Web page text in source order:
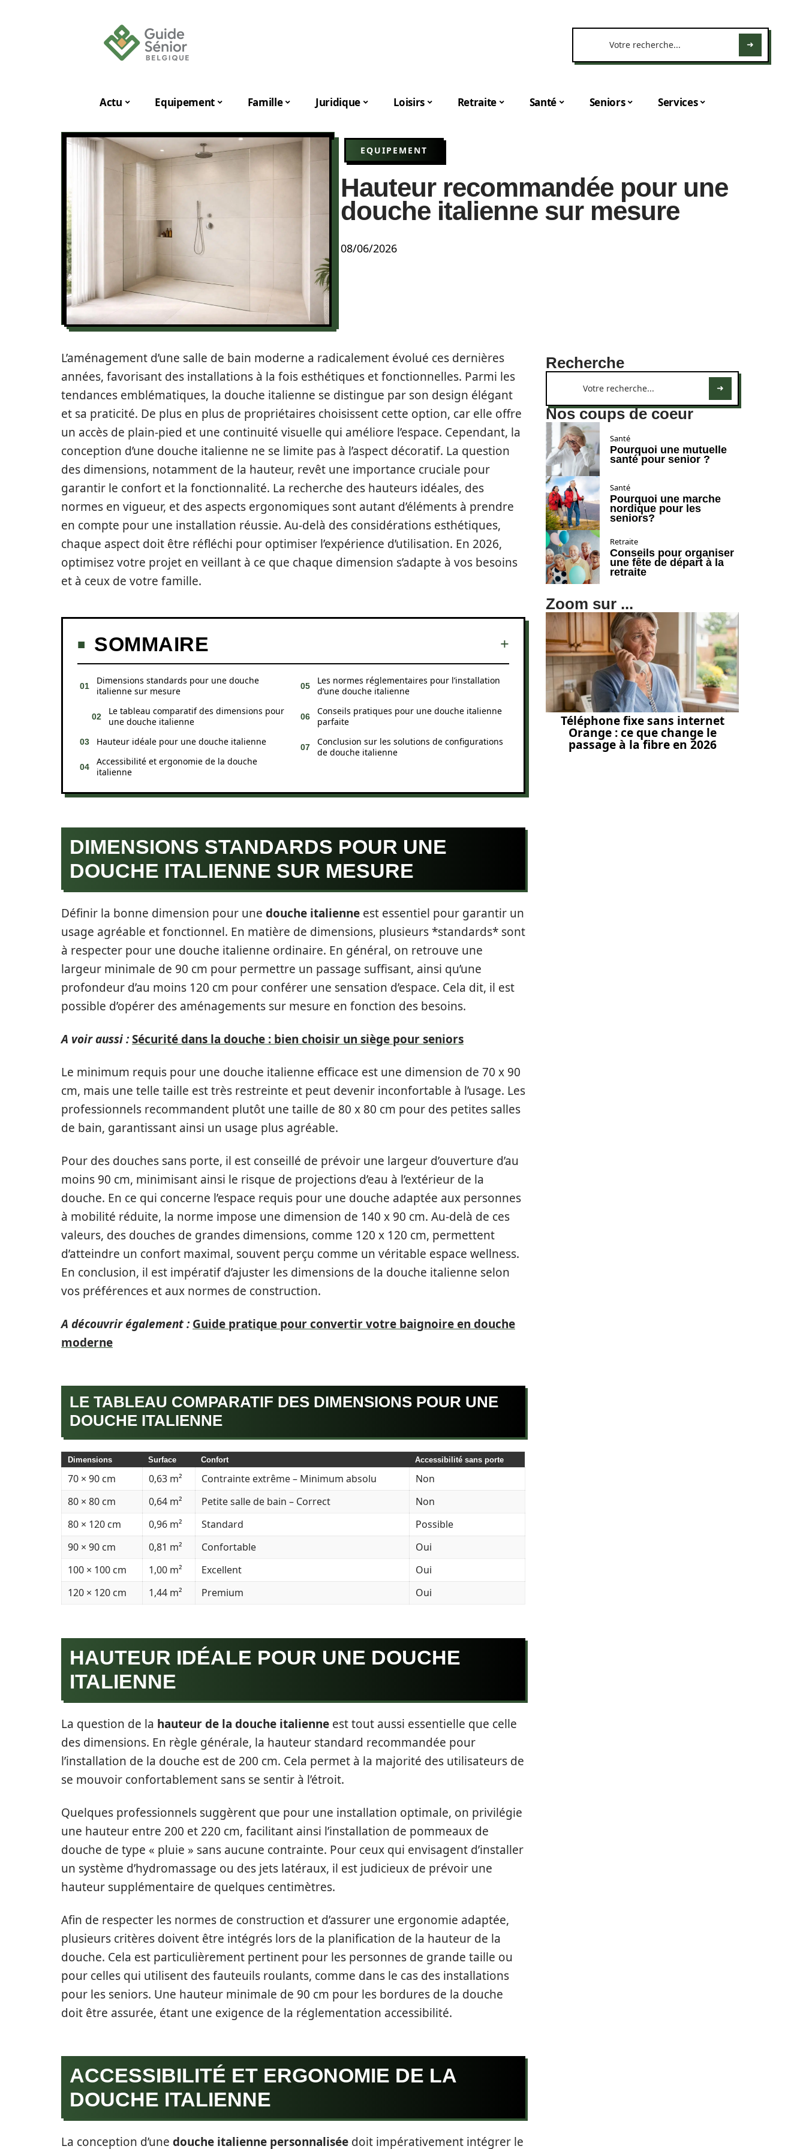
Actu Equipement Famille Juridique Loisirs Retraite Santé Seniors Services
EQUIPEMENT
Hauteur recommandée pour une
douche italienne sur mesure
08/06/2026
L’aménagement d’une salle de bain moderne a radicalement évolué ces dernières
années, favorisant des installations à la fois esthétiques et fonctionnelles. Parmi les
tendances emblématiques, la douche italienne se distingue par son design élégant
et sa praticité. De plus en plus de propriétaires choisissent cette option, car elle offre
un accès de plain-pied et une continuité visuelle qui améliore l’espace. Cependant, la
conception d’une douche italienne ne se limite pas à l’aspect décoratif. La question
des dimensions, notamment de la hauteur, revêt une importance cruciale pour
garantir le confort et la fonctionnalité. La recherche des hauteurs idéales, des
normes en vigueur, et des aspects ergonomiques sont autant d’éléments à prendre
en compte pour une installation réussie. Au-delà des considérations esthétiques,
chaque aspect doit être réfléchi pour optimiser l’expérience d’utilisation. En 2026,
optimisez votre projet en veillant à ce que chaque dimension s’adapte à vos besoins
et à ceux de votre famille.
SOMMAIRE
Dimensions standards pour une douche
italienne sur mesure
Le tableau comparatif des dimensions pour
une douche italienne
Hauteur idéale pour une douche italienne
Accessibilité et ergonomie de la douche
italienne
Les normes réglementaires pour l’installation
d’une douche italienne
Conseils pratiques pour une douche italienne
parfaite
Conclusion sur les solutions de configurations
de douche italienne
DIMENSIONS STANDARDS POUR UNE
DOUCHE ITALIENNE SUR MESURE
Définir la bonne dimension pour une douche italienne est essentiel pour garantir un
usage agréable et fonctionnel. En matière de dimensions, plusieurs *standards* sont
à respecter pour une douche italienne ordinaire. En général, on retrouve une
largeur minimale de 90 cm pour permettre un passage suffisant, ainsi qu’une
profondeur d’au moins 120 cm pour conférer une sensation d’espace. Cela dit, il est
possible d’opérer des aménagements sur mesure en fonction des besoins.
A voir aussi :Sécurité dans la douche : bien choisir un siège pour seniors
Le minimum requis pour une douche italienne efficace est une dimension de 70 x 90
cm, mais une telle taille est très restreinte et peut devenir inconfortable à l’usage. Les
professionnels recommandent plutôt une taille de 80 x 80 cm pour des petites salles
de bain, garantissant ainsi un usage plus agréable.
Pour des douches sans porte, il est conseillé de prévoir une largeur d’ouverture d’au
moins 90 cm, minimisant ainsi le risque de projections d’eau à l’extérieur de la
douche. En ce qui concerne l’espace requis pour une douche adaptée aux personnes
à mobilité réduite, la norme impose une dimension de 140 x 90 cm. Au-delà de ces
valeurs, des douches de grandes dimensions, comme 120 x 120 cm, permettent
d’atteindre un confort maximal, souvent perçu comme un véritable espace wellness.
En conclusion, il est impératif d’ajuster les dimensions de la douche italienne selon
vos préférences et aux normes de construction.
A découvrir également : Guide pratique pour convertir votre baignoire en douche
moderne
LE TABLEAU COMPARATIF DES DIMENSIONS POUR UNE
DOUCHE ITALIENNE
Dimensions Surface Confort Accessibilité sans porte
70 × 90 cm 0,63 m² Contrainte extrême – Minimum absolu
Non
80 × 80 cm
0,64 m² Petite salle de bain – Correct
Non
80 × 120 cm
0,96 m² Standard
Possible
90 × 90 cm
0,81 m² Confortable
Oui
100 × 100 cm
1,00 m² Excellent
Oui
120 × 120 cm
1,44 m² Premium Oui
HAUTEUR IDÉALE POUR UNE DOUCHE
ITALIENNE
La question de la hauteur de la douche italienne est tout aussi essentielle que celle
des dimensions. En règle générale, la hauteur standard recommandée pour
l’installation de la douche est de 200 cm. Cela permet à la majorité des utilisateurs de
se mouvoir confortablement sans se sentir à l’étroit.
Quelques professionnels suggèrent que pour une installation optimale, on privilégie
une hauteur entre 200 et 220 cm, facilitant ainsi l’installation de pommeaux de
douche de type « pluie » sans aucune contrainte. Pour ceux qui envisagent d’installer
un système d’hydromassage ou des jets latéraux, il est judicieux de prévoir une
hauteur supplémentaire de quelques centimètres.
Afin de respecter les normes de construction et d’assurer une ergonomie adaptée,
plusieurs critères doivent être intégrés lors de la planification de la hauteur de la
douche. Cela est particulièrement pertinent pour les personnes de grande taille ou
pour celles qui utilisent des fauteuils roulants, comme dans le cas des installations
pour les seniors. Une hauteur minimale de 90 cm pour les bordures de la douche
doit être assurée, étant une exigence de la réglementation accessibilité.
ACCESSIBILITÉ ET ERGONOMIE DE LA
DOUCHE ITALIENNE
La conception d’une douche italienne personnalisée doit impérativement intégrer le
Recherche
Nos coups de coeur
Santé
Pourquoi une mutuelle
santé pour senior ?
Santé
Pourquoi une marche
nordique pour les
seniors?
Retraite
Conseils pour organiser
une fête de départ à la
retraite
Zoom sur ...
Téléphone fixe sans internet
Orange : ce que change le
passage à la fibre en 2026